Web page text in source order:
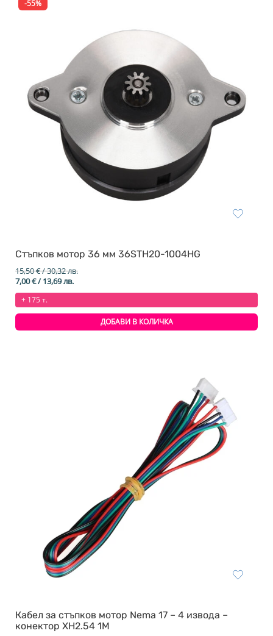
-55%
Стъпков мотор 36 мм 36STH20-1004HG
15,50€/ 30,32 лв.
Original
price
was:
15,50 €
30,32 лв..
7,00€/ 13,69 лв.Текущата
цена
7,00 €
13,69 лв..
+ 175 т.
ДОБАВИ В КОЛИЧКА
Кабел за стъпков мотор Nema 17 – 4 извода –
конектор XH2.54 1М